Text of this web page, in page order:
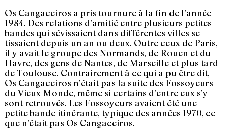
Os Cangaceiros a pris tournure à la fin de l’année
1984. Des relations d’amitié entre plusieurs petites
bandes qui sévissaient dans différentes villes se
tissaient depuis un an ou deux. Outre ceux de Paris,
il y avait le groupe des Normands, de Rouen et du
Havre, des gens de Nantes, de Marseille et plus tard
de Toulouse. Contrairement à ce qui a pu être dit,
Os Cangaceiros n’était pas la suite des Fossoyeurs
du Vieux Monde, même si certains d’entre eux s’y
sont retrouvés. Les Fossoyeurs avaient été une
petite bande itinérante, typique des années 1970, ce
que n’était pas Os Cangaceiros.